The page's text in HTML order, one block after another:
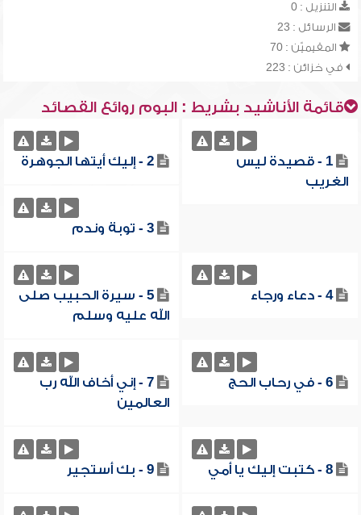
التنزيل : 0
الرسائل : 23
المقيميّن : 70
في خزائن : 223
قائمة الأناشيد بشريط : البوم روائع القصائد
1 - قصيدة ليس
الغريب
2 - إليك أيتها الجوهرة
3 - توبة وندم
4 - دعاء ورجاء
5 - سيرة الحبيب صلى
الله عليه وسلم
6 - في رحاب الحج
7 - إني أخاف الله رب
العالمين
8 - كتبت إليك يا أمي 9 - بك أستجير